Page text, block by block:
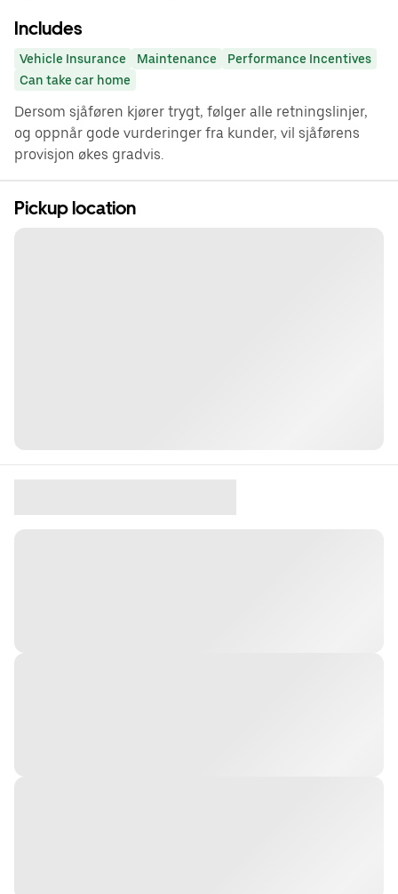
Includes
Vehicle Insurance Maintenance
Performance Incentives
Can take car home
Dersom sjåføren kjører trygt, følger alle retningslinjer,
og oppnår gode vurderinger fra kunder, vil sjåførens
provisjon økes gradvis.
Pickup location